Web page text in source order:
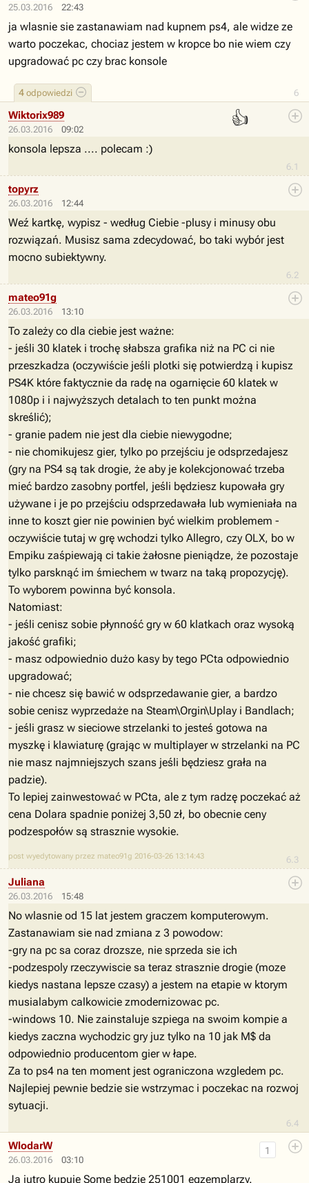
25.03.2016 22:43
6
4 odpowiedzi
ja wlasnie sie zastanawiam nad kupnem ps4, ale widze ze
warto poczekac, chociaz jestem w kropce bo nie wiem czy
upgradować pc czy brac konsole
26.03.2016 09:02
👍
6.1
Wiktorix989
konsola lepsza .... polecam :)
26.03.2016 12:44
6.2
topyrz
Weź kartkę, wypisz - według Ciebie -plusy i minusy obu
rozwiązań. Musisz sama zdecydować, bo taki wybór jest
mocno subiektywny.
26.03.2016 13:10
6.3
mateo91g
To zależy co dla ciebie jest ważne:
- jeśli 30 klatek i trochę słabsza grafika niż na PC ci nie
przeszkadza (oczywiście jeśli plotki się potwierdzą i kupisz
PS4K które faktycznie da radę na ogarnięcie 60 klatek w
1080p i i najwyższych detalach to ten punkt można
skreślić);
- granie padem nie jest dla ciebie niewygodne;
- nie chomikujesz gier, tylko po przejściu je odsprzedajesz
(gry na PS4 są tak drogie, że aby je kolekcjonować trzeba
mieć bardzo zasobny portfel, jeśli będziesz kupowała gry
używane i je po przejściu odsprzedawała lub wymieniała na
inne to koszt gier nie powinien być wielkim problemem -
oczywiście tutaj w grę wchodzi tylko Allegro, czy OLX, bo w
Empiku zaśpiewają ci takie żałosne pieniądze, że pozostaje
tylko parsknąć im śmiechem w twarz na taką propozycję).
To wyborem powinna być konsola.
Natomiast:
- jeśli cenisz sobie płynność gry w 60 klatkach oraz wysoką
jakość grafiki;
- masz odpowiednio dużo kasy by tego PCta odpowiednio
upgradować;
- nie chcesz się bawić w odsprzedawanie gier, a bardzo
sobie cenisz wyprzedaże na Steam\Orgin\Uplay i Bandlach;
- jeśli grasz w sieciowe strzelanki to jesteś gotowa na
myszkę i klawiaturę (grając w multiplayer w strzelanki na PC
nie masz najmniejszych szans jeśli będziesz grała na
padzie).
To lepiej zainwestować w PCta, ale z tym radzę poczekać aż
cena Dolara spadnie poniżej 3,50 zł, bo obecnie ceny
podzespołów są strasznie wysokie.
post wyedytowany przez mateo91g 2016-03-26 13:14:43
26.03.2016 15:48
6.4
Juliana
No wlasnie od 15 lat jestem graczem komputerowym.
Zastanawiam sie nad zmiana z 3 powodow:
-gry na pc sa coraz drozsze, nie sprzeda sie ich
-podzespoly rzeczywiscie sa teraz strasznie drogie (moze
kiedys nastana lepsze czasy) a jestem na etapie w ktorym
musialabym calkowicie zmodernizowac pc.
-windows 10. Nie zainstaluje szpiega na swoim kompie a
kiedys zaczna wychodzic gry juz tylko na 10 jak M$ da
odpowiednio producentom gier w łape.
Za to ps4 na ten moment jest ograniczona wzgledem pc.
Najlepiej pewnie bedzie sie wstrzymac i poczekac na rozwoj
sytuacji.
26.03.2016 03:10
1
WlodarW
Ja jutro kupuje Some bedzie 251001 egzemplarzy.